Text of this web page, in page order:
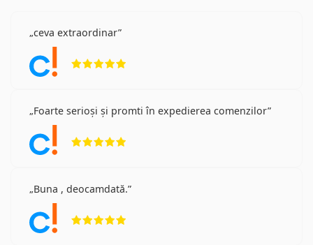
ceva extraordinar
Foarte serioși și promti în expedierea comenzilor
Buna , deocamdată.